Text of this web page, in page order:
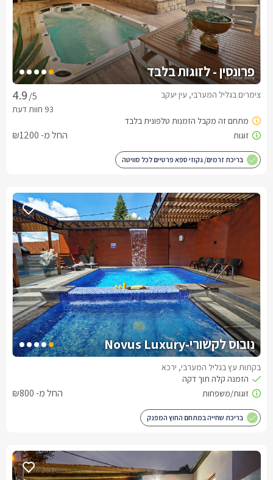
פרונסין - לזוגות בלבד
/5 צימרים בגליל המערבי, עין יעקב
החל מ- ₪1200
בריכת זרמים/ גקוזי ספא פרטיים לכל סוויטה
נובוס לקשורי-Novus Luxury
בקתות עץ בגליל המערבי, ירכא
החל מ- ₪800
בריכת שחייה במתחם החוץ המפנק